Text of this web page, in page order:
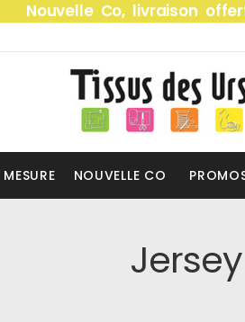
Nouvelle Co, livraison
NOUVELLE CO
Jersey